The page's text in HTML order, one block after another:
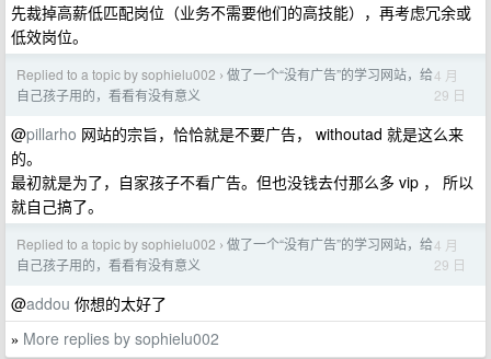
先裁掉高薪低匹配岗位（业务不需要他们的高技能），再考虑冗余或
低效岗位。
Replied to a topic by sophielu002 › 做了一个“没有广告”的学习网站，给
自己孩子用的，看看有没有意义
4 月
29 日
@pillarho 网站的宗旨，恰恰就是不要广告， withoutad 就是这么来
的。
最初就是为了，自家孩子不看广告。但也没钱去付那么多 vip ， 所以
就自己搞了。
Replied to a topic by sophielu002 › 做了一个“没有广告”的学习网站，给
自己孩子用的，看看有没有意义
4 月
29 日
@addou 你想的太好了
» More replies by sophielu002